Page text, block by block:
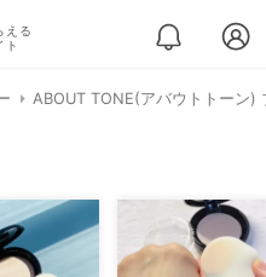
える
ト
ABOUT TONE(アバウトトーン)